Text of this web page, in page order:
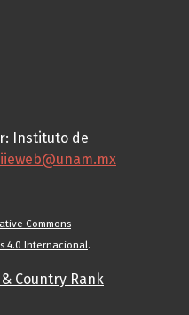
Instituto de
iieweb@unam.mx
Commons
4.0 Internacional.